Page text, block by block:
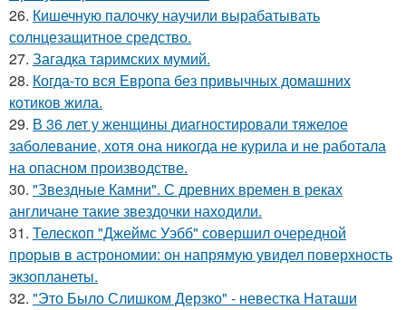
26. Кишечную палочку научили вырабатывать
солнцезащитное средство.
27. Загадка таримских мумий.
28. Когда-то вся Европа без привычных домашних
котиков жила.
29. В 36 лет у женщины диагностировали тяжелое
заболевание, хотя она никогда не курила и не работала
на опасном производстве.
30. "Звездные Камни". С древних времен в реках
англичане такие звездочки находили.
31. Телескоп "Джеймс Уэбб" совершил очередной
прорыв в астрономии: он напрямую увидел поверхность
экзопланеты.
32. "Это Было Слишком Дерзко" - невестка Наташи